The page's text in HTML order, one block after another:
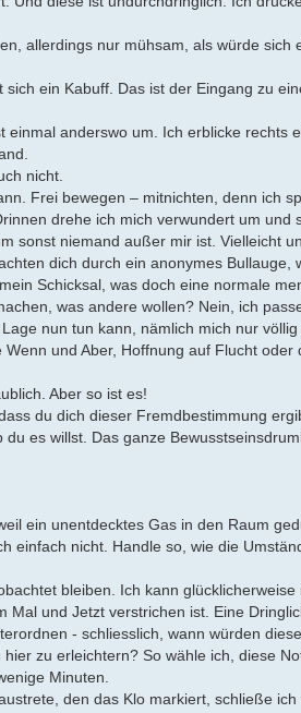
allerdings nur mühsam, als würde sich
ein Kabuff. Das ist der Eingang zu
anderswo um. Ich erblicke rechts
nicht.
Frei bewegen – mitnichten, denn ich
drehe ich mich verwundert um und
sonst niemand außer mir ist. Vielleicht
dich durch ein anonymes Bullauge,
Schicksal, was doch eine normale
was andere wollen? Nein, ich
nun tun kann, nämlich mich nur
und Aber, Hoffnung auf Flucht oder
Aber so ist es!
du dich dieser Fremdbestimmung
es willst. Das ganze
ein unentdecktes Gas in den Raum
einfach nicht. Handle so, wie die
bleiben. Ich kann glücklicherweise
und Jetzt verstrichen ist. Eine
- schliesslich, wann würden
zu erleichtern? So wähle ich, diese
Minuten.
den das Klo markiert, schließe